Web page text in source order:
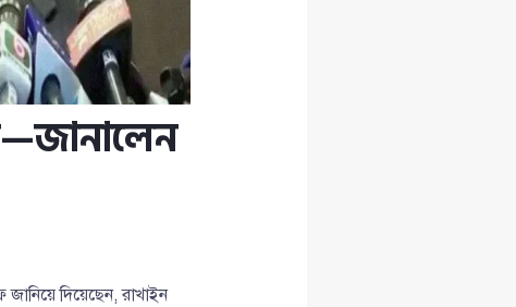
জানিয়ে দিয়েছেন, রাখাইন